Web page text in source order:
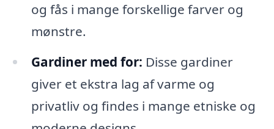
og fås i mange forskellige farver og
mønstre.
Gardiner med for: Disse gardiner
giver et ekstra lag af varme og
privatliv og findes i mange etniske og